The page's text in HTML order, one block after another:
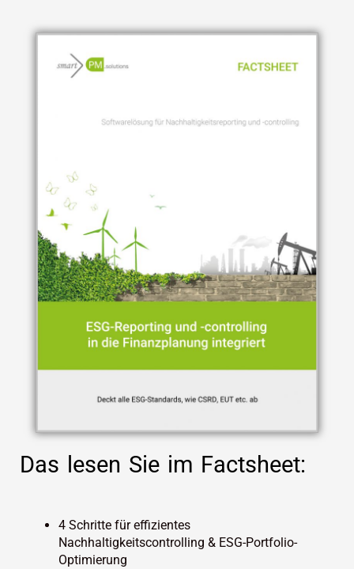
Das lesen Sie im Factsheet:
4 Schritte für effizientes
Nachhaltigkeitscontrolling & ESG-Portfolio-
Optimierung